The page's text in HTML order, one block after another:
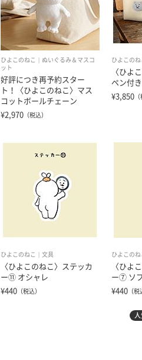
ひよこのねこ
ぬいぐるみ＆マスコ
ット
好評につき再予約スター
ト！〈ひよこのねこ〉マス
コットボールチェーン
¥2,970 （税込）
ひよこのね
〈ひよ
ペン付
¥3,850
ひよこのねこ 文具
〈ひよこのねこ〉ステッカ
ー⑪ オシャレ
¥440 （税込）
ひよこのね
〈ひよ
ー⑦ ソ
¥440 （税